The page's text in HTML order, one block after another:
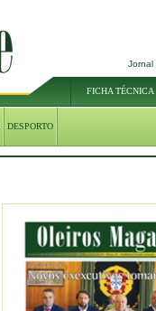
Jornal
FICHA TÉCNICA
DESPORTO